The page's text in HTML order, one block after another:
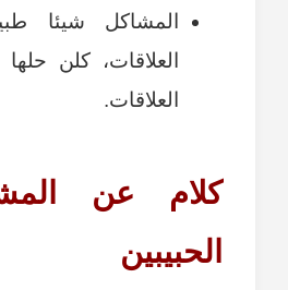
المشاكل شيئا
العلاقات، كلن
العلاقات.
كلام عن
الحبيبين